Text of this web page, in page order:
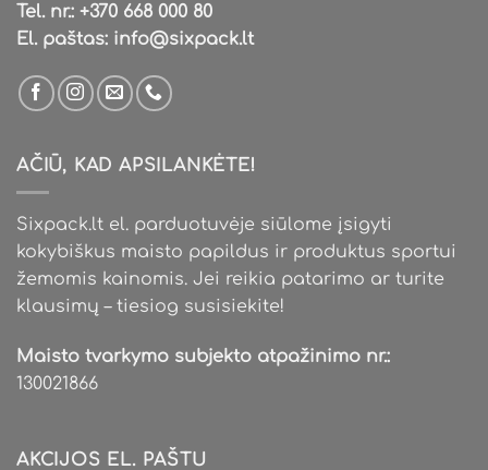
Tel. nr.: +370 668 000 80
El. paštas: info@sixpack.lt
AČIŪ, KAD APSILANKĖTE!
Sixpack.lt el. parduotuvėje siūlome įsigyti
kokybiškus maisto papildus ir produktus sportui
žemomis kainomis. Jei reikia patarimo ar turite
klausimų – tiesiog susisiekite!
Maisto tvarkymo subjekto atpažinimo nr.:
130021866
AKCIJOS EL. PAŠTU